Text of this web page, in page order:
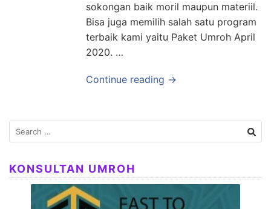
sokongan baik moril maupun materiil.
Bisa juga memilih salah satu program
terbaik kami yaitu Paket Umroh April
2020. …
Continue reading →
Search
for:
KONSULTAN UMROH